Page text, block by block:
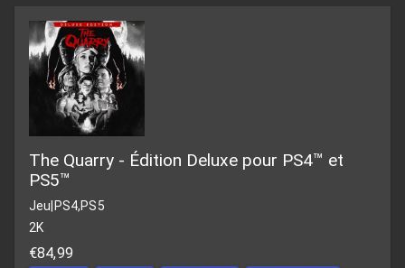
The Quarry - Édition Deluxe pour PS4™ et
PS5™
Jeu|PS4,PS5
2K
€84,99